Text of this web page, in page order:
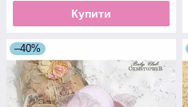
Купити
–40%